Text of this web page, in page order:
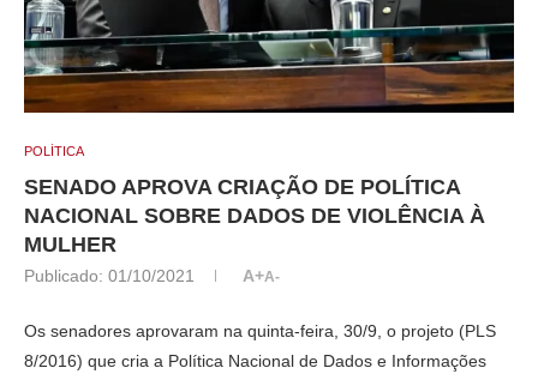
POLÍTICA
SENADO APROVA CRIAÇÃO DE POLÍTICA
NACIONAL SOBRE DADOS DE VIOLÊNCIA À
MULHER
Publicado: 01/10/2021 A+A-
Os senadores aprovaram na quinta-feira, 30/9, o projeto (PLS
8/2016) que cria a Política Nacional de Dados e Informações